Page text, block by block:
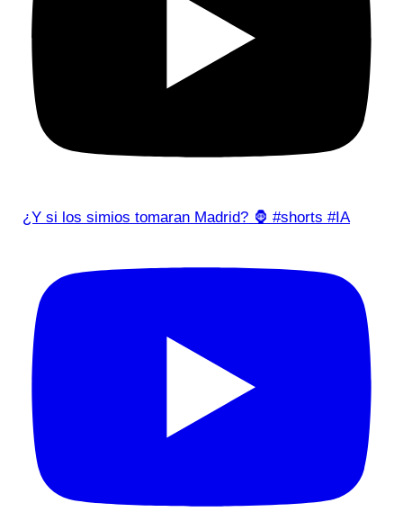
¿Y si los simios tomaran Madrid? 🦍 #shorts #IA